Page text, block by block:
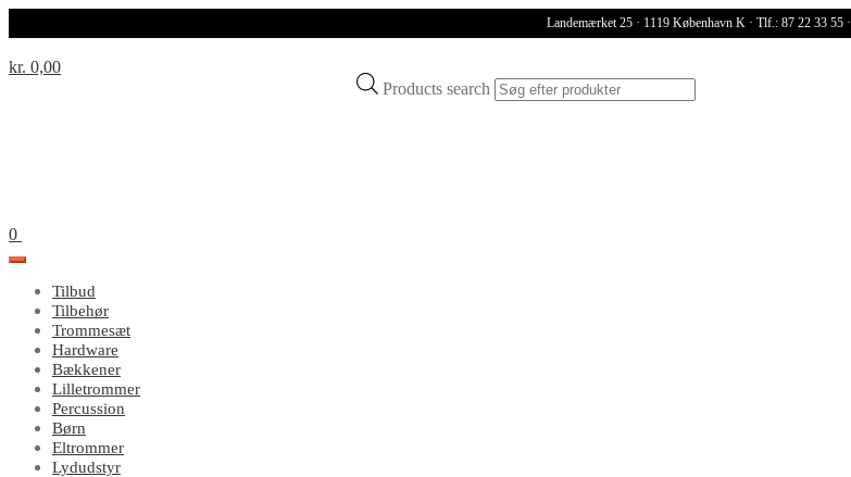
Landemærket 25 · 1119 København K · Tlf.: 87 22 33 55 ·
Products search
kr. 0,00
0
Tilbud
Tilbehør
Trommesæt
Hardware
Bækkener
Lilletrommer
Percussion
Børn
Eltrommer
Lydudstyr